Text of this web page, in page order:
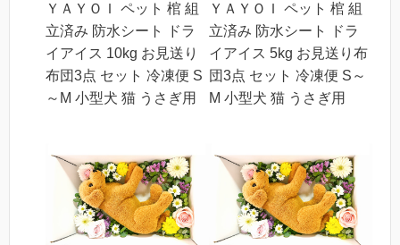
ＹＡＹＯＩ ペット 棺 組
立済み 防水シート ドラ
イアイス 10kg お見送り
布団3点 セット 冷凍便 S
～M 小型犬 猫 うさぎ用
ＹＡＹＯＩ ペット 棺 組
立済み 防水シート ドラ
イアイス 5kg お見送り布
団3点 セット 冷凍便 S～
M 小型犬 猫 うさぎ用